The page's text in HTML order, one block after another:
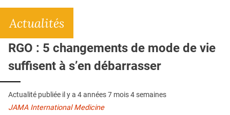
L'APP
QUI SOMMES-NOUS ?
PUBLICITÉ
CONDITIONS GÉNÉRALES
CONTACT
Actualités
RGO : 5 changements de mode de vie
suffisent à s’en débarrasser
Actualité publiée il y a 4 années 7 mois 4 semaines
JAMA International Medicine